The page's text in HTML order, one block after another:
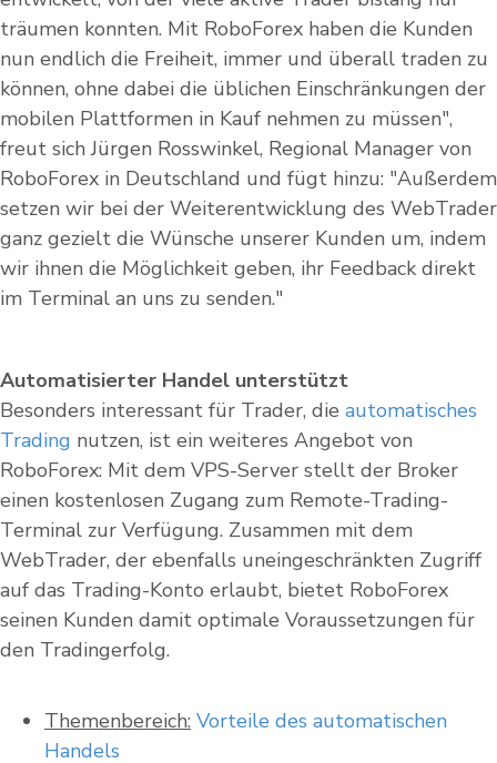
träumen konnten. Mit RoboForex haben die Kunden
nun endlich die Freiheit, immer und überall traden zu
können, ohne dabei die üblichen Einschränkungen der
mobilen Plattformen in Kauf nehmen zu müssen",
freut sich Jürgen Rosswinkel, Regional Manager von
RoboForex in Deutschland und fügt hinzu: "Außerdem
setzen wir bei der Weiterentwicklung des WebTrader
ganz gezielt die Wünsche unserer Kunden um, indem
wir ihnen die Möglichkeit geben, ihr Feedback direkt
im Terminal an uns zu senden."
Automatisierter Handel unterstützt
Besonders interessant für Trader, die automatisches
Trading nutzen, ist ein weiteres Angebot von
RoboForex: Mit dem VPS-Server stellt der Broker
einen kostenlosen Zugang zum Remote-Trading-
Terminal zur Verfügung. Zusammen mit dem
WebTrader, der ebenfalls uneingeschränkten Zugriff
auf das Trading-Konto erlaubt, bietet RoboForex
seinen Kunden damit optimale Voraussetzungen für
den Tradingerfolg.
Themenbereich: Vorteile des automatischen
Handels